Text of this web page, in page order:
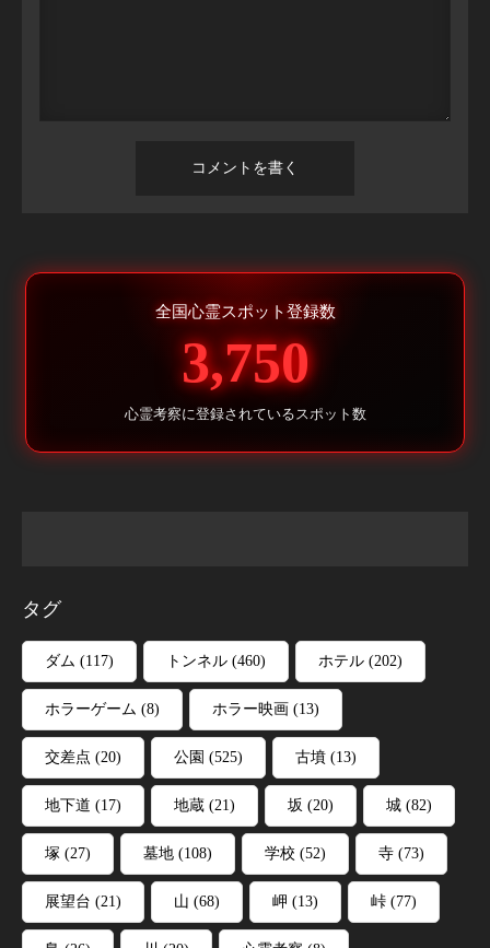
全国心霊スポット登録数
3,750
心霊考察に登録されているスポット数
タグ
ダム (117) トンネル (460) ホテル (202)
ホラーゲーム (8) ホラー映画 (13)
交差点 (20) 公園 (525) 古墳 (13)
地下道 (17) 地蔵 (21) 坂 (20) 城 (82)
塚 (27) 墓地 (108) 学校 (52) 寺 (73)
展望台 (21) 山 (68) 岬 (13) 峠 (77)